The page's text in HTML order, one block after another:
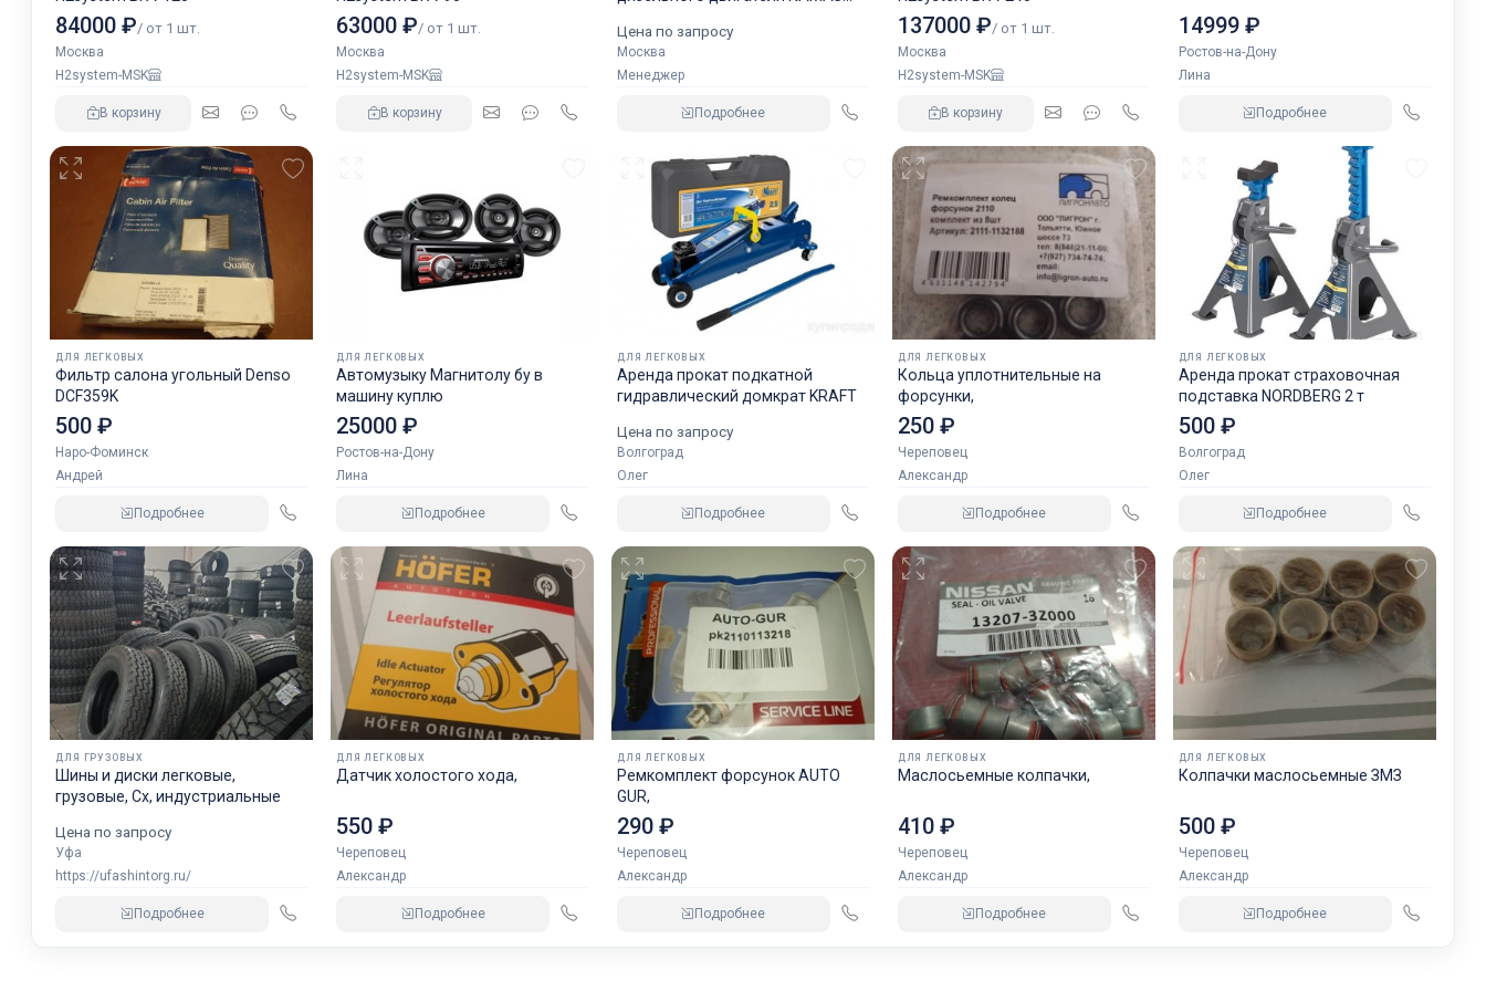
84000 ₽/ от 1 шт.
Москва
H2system-MSK
В корзину
63000 ₽/ от 1 шт.
Москва
H2system-MSK
В корзину
Цена по запросу
Москва
Менеджер
Подробнее
137000 ₽/ от 1 шт.
Москва
H2system-MSK
В корзину
14999 ₽
Ростов-на-Дону
Лина
Подробнее
ДЛЯ ЛЕГКОВЫХ
Фильтр салона угольный Denso
DCF359K
500 ₽
Наро-Фоминск
Андрей
Подробнее
ДЛЯ ЛЕГКОВЫХ
Автомузыку Магнитолу бу в
машину куплю
25000 ₽
Ростов-на-Дону
Лина
Подробнее
ДЛЯ ЛЕГКОВЫХ
Аренда прокат подкатной
гидравлический домкрат KRAFT
Цена по запросу
Волгоград
Олег
Подробнее
ДЛЯ ЛЕГКОВЫХ
Кольца уплотнительные на
форсунки,
250 ₽
Череповец
Александр
Подробнее
ДЛЯ ЛЕГКОВЫХ
Аренда прокат страховочная
подставка NORDBERG 2 т
500 ₽
Волгоград
Олег
Подробнее
ДЛЯ ГРУЗОВЫХ
Шины и диски легковые,
грузовые, Сх, индустриальные
Цена по запросу
Уфа
https://ufashintorg.ru/
Подробнее
ДЛЯ ЛЕГКОВЫХ
Датчик холостого хода,
550 ₽
Череповец
Александр
Подробнее
ДЛЯ ЛЕГКОВЫХ
Ремкомплект форсунок AUTO
GUR,
290 ₽
Череповец
Александр
Подробнее
ДЛЯ ЛЕГКОВЫХ
Маслосьемные колпачки,
410 ₽
Череповец
Александр
Подробнее
ДЛЯ ЛЕГКОВЫХ
Колпачки маслосьемные ЗМЗ
500 ₽
Череповец
Александр
Подробнее